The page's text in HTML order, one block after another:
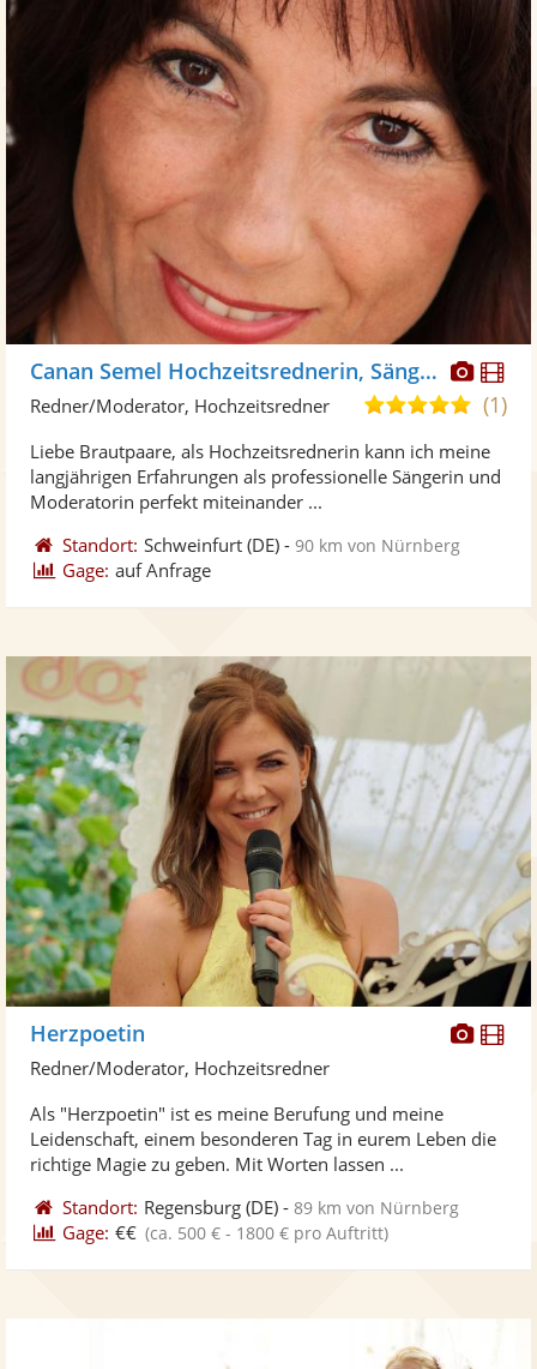
Fotos
Canan Semel Hochzeitsrednerin, Sängerin
5,0
5
(1)
Redner/Moderator, Hochzeitsredner
Liebe Brautpaare, als Hochzeitsrednerin kann ich meine
langjährigen Erfahrungen als professionelle Sängerin und
Moderatorin perfekt miteinander ...
Standort: Schweinfurt (DE) -90 km von Nürnberg
Gage: auf Anfrage
Herzpoetin
Redner/Moderator, Hochzeitsredner
Als "Herzpoetin" ist es meine Berufung und meine
Leidenschaft, einem besonderen Tag in eurem Leben die
richtige Magie zu geben. Mit Worten lassen ...
Standort: Regensburg (DE) -89 km von Nürnberg
Gage: €€ (ca. 500 € - 1800 € pro Auftritt)